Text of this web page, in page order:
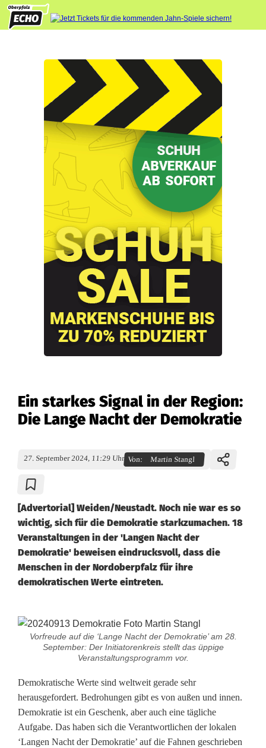
Ein starkes Signal in der Region:
Die Lange Nacht der Demokratie
27. September 2024, 11:29 Uhr Von: Martin Stangl
[Advertorial] Weiden/Neustadt. Noch nie war es so
wichtig, sich für die Demokratie starkzumachen. 18
Veranstaltungen in der 'Langen Nacht der
Demokratie' beweisen eindrucksvoll, dass die
Menschen in der Nordoberpfalz für ihre
demokratischen Werte eintreten.
E
s
t
a
Vorfreude auf die ‘Lange Nacht der Demokratie’ am 28.
September: Der Initiatorenkreis stellt das üppige
Veranstaltungsprogramm vor.
Demokratische Werte sind weltweit gerade sehr
herausgefordert. Bedrohungen gibt es von außen und innen.
Demokratie ist ein Geschenk, aber auch eine tägliche
Aufgabe. Das haben sich die Verantwortlichen der lokalen
‘Langen Nacht der Demokratie’ auf die Fahnen geschrieben